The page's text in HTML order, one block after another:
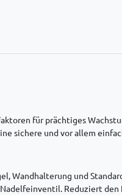
für prächtiges
sichere und vor allem
Wandhalterung und
Reduziert den